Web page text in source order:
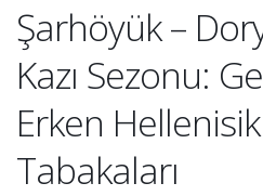
Şarhöyük –
Kazı Sezonu:
Erken
Tabakaları